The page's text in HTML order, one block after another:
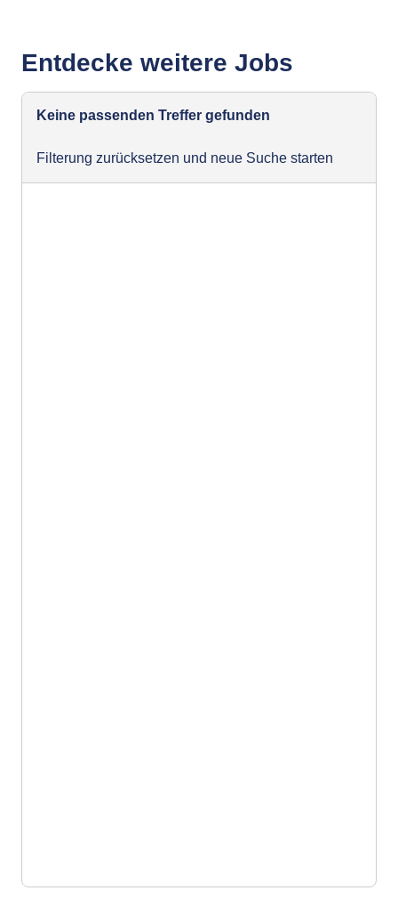
Entdecke weitere Jobs
Keine passenden Treffer gefunden
Filterung zurücksetzen und neue Suche starten